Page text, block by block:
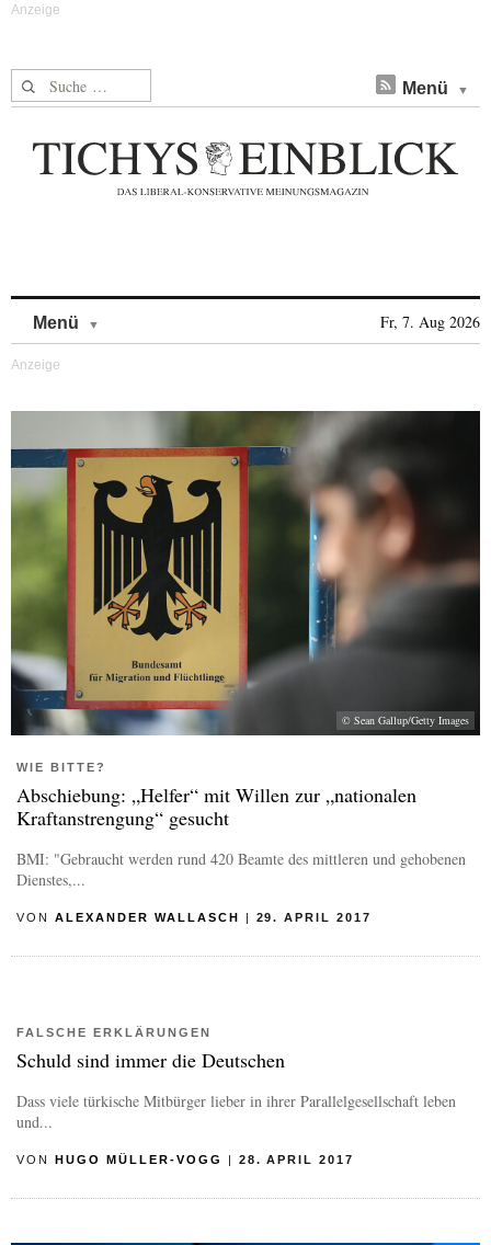
Suche nach: Menü
Menü Fr, 7. Aug 2026
© Sean Gallup/Getty Images
WIE BITTE?
Abschiebung: „Helfer“ mit Willen zur „nationalen
Kraftanstrengung“ gesucht
BMI: "Gebraucht werden rund 420 Beamte des mittleren und gehobenen
Dienstes,...
VON ALEXANDER WALLASCH | 29. APRIL 2017
FALSCHE ERKLÄRUNGEN
Schuld sind immer die Deutschen
Dass viele türkische Mitbürger lieber in ihrer Parallelgesellschaft leben
und...
VON HUGO MÜLLER-VOGG | 28. APRIL 2017